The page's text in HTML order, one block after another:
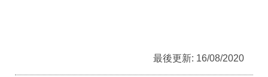
最後更新: 16/08/2020